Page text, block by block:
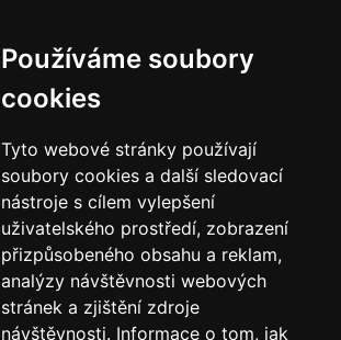
Používáme soubory
cookies
Tyto webové stránky používají
soubory cookies a další sledovací
nástroje s cílem vylepšení
uživatelského prostředí, zobrazení
přizpůsobeného obsahu a reklam,
analýzy návštěvnosti webových
stránek a zjištění zdroje
návštěvnosti. Informace o tom, jak